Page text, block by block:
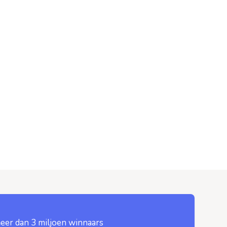
dan 3 miljoen winnaars